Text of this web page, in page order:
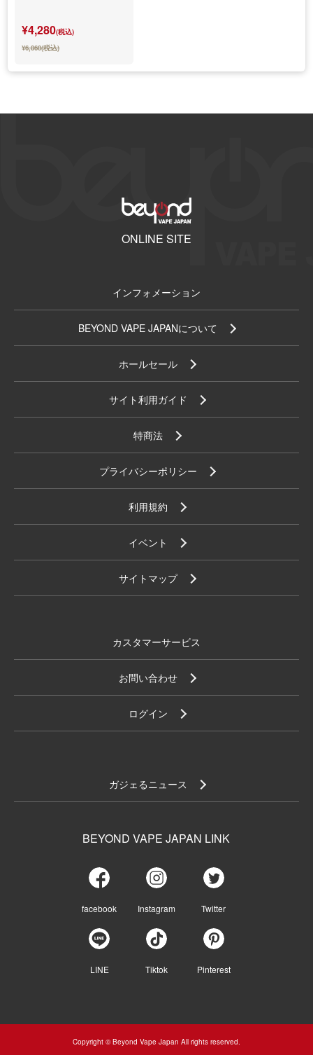
¥4,280(税込)
¥6,860(税込)
ONLINE SITE
インフォメーション
BEYOND VAPE JAPANについて
ホールセール
サイト利用ガイド
特商法
プライバシーポリシー
利用規約
イベント
サイトマップ
カスタマーサービス
お問い合わせ
ログイン
ガジェるニュース
BEYOND VAPE JAPAN LINK
facebook Instagram Twitter
LINE Tiktok Pinterest
Copyright © Beyond Vape Japan All rights reserved.